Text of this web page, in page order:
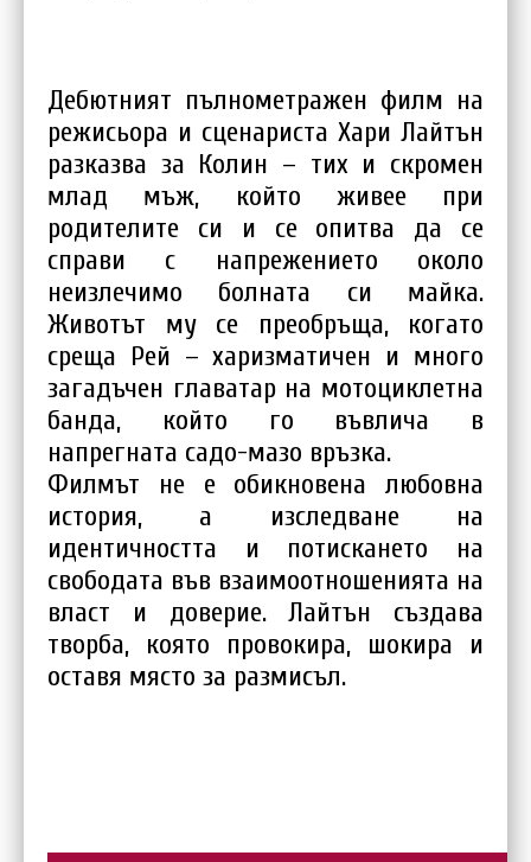
Дебютният пълнометражен филм на
режисьора и сценариста Хари Лайтън
разказва за Колин – тих и скромен
млад мъж, който живее при
родителите си и се опитва да се
справи с напрежението около
неизлечимо болната си майка.
Животът му се преобръща, когато
среща Рей – харизматичен и много
загадъчен главатар на мотоциклетна
банда, който го въвлича в
напрегната садо-мазо връзка.
Филмът не е обикновена любовна
история, а изследване на
идентичността и потискането на
свободата във взаимоотношенията на
власт и доверие. Лайтън създава
творба, която провокира, шокира и
оставя място за размисъл.